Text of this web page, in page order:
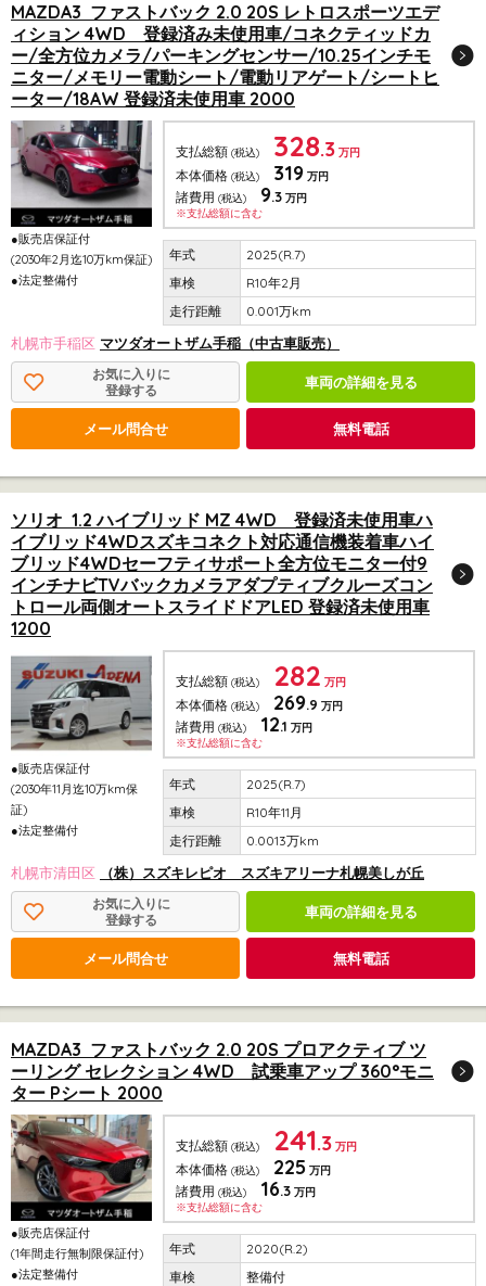
MAZDA3 ファストバック 2.0 20S レトロスポーツエデ
ィション 4WD 登録済み未使用車/コネクティッドカ
ー/全方位カメラ/パーキングセンサー/10.25インチモ
ニター/メモリー電動シート/電動リアゲート/シートヒ
ーター/18AW 登録済未使用車 2000
●販売店保証付
(2030年2月迄10万km保証)
●法定整備付
支払総額 (税込) 328.3 万円
本体価格 (税込) 319 万円
諸費用 (税込) 9.3 万円
※支払総額に含む
2025(R.7)
R10年2月
0.001万km
札幌市手稲区 マツダオートザム手稲（中古車販売）
お気に入りに
登録する
車両の詳細を見る
メール問合せ 無料電話
ソリオ 1.2 ハイブリッド MZ 4WD 登録済未使用車ハ
イブリッド4WDスズキコネクト対応通信機装着車ハイ
ブリッド4WDセーフティサポート全方位モニター付9
インチナビTVバックカメラアダプティブクルーズコン
トロール両側オートスライドドアLED 登録済未使用車
1200
●販売店保証付
(2030年11月迄10万km保
証)
●法定整備付
支払総額 (税込) 282 万円
本体価格 (税込) 269.9 万円
諸費用 (税込) 12.1 万円
※支払総額に含む
2025(R.7)
R10年11月
0.0013万km
札幌市清田区 （株）スズキレピオ スズキアリーナ札幌美しが丘
お気に入りに
登録する
車両の詳細を見る
メール問合せ 無料電話
MAZDA3 ファストバック 2.0 20S プロアクティブ ツ
ーリング セレクション 4WD 試乗車アップ 360°モニ
ター Pシート 2000
●販売店保証付
(1年間走行無制限保証付)
●法定整備付
支払総額 (税込) 241.3 万円
本体価格 (税込) 225 万円
諸費用 (税込) 16.3 万円
※支払総額に含む
2020(R.2)
整備付